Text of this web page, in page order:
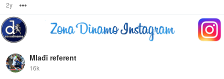
2y
Mlađi referent
16k